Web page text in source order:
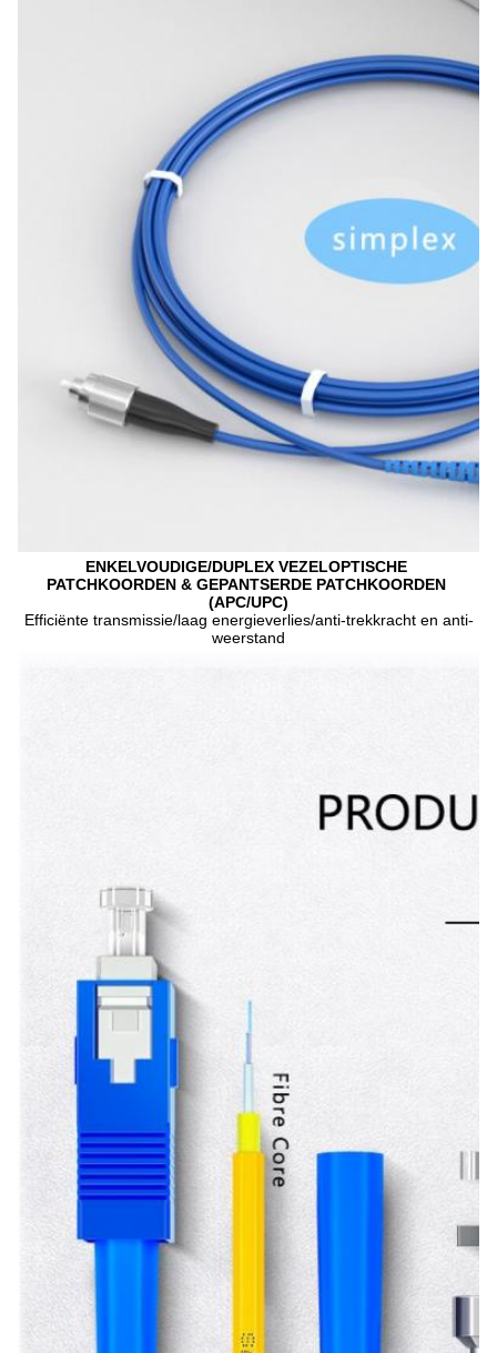
ENKELVOUDIGE/DUPLEX VEZELOPTISCHE
PATCHKOORDEN & GEPANTSERDE PATCHKOORDEN
(APC/UPC)
Efficiënte transmissie/laag energieverlies/anti-trekkracht en anti-
weerstand